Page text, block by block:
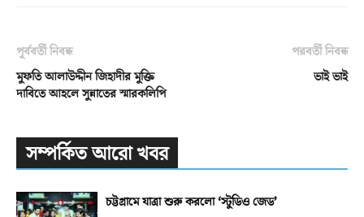
পূর্ববর্তী নিবন্ধ
মুফতি আলাউদ্দীন জিহাদীর মুক্তি
দাবিতে আহলে সুন্নাতের স্মারকলিপি
পরবর্তী নিবন্ধ
ভাই ভাই
সম্পর্কিত আরো খবর
চট্টগ্রামে যাত্রা শুরু করলো ‘স্টুডিও জেড’